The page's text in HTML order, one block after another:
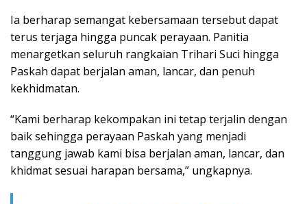
Ia berharap semangat kebersamaan tersebut dapat
terus terjaga hingga puncak perayaan. Panitia
menargetkan seluruh rangkaian Trihari Suci hingga
Paskah dapat berjalan aman, lancar, dan penuh
kekhidmatan.
“Kami berharap kekompakan ini tetap terjalin dengan
baik sehingga perayaan Paskah yang menjadi
tanggung jawab kami bisa berjalan aman, lancar, dan
khidmat sesuai harapan bersama,” ungkapnya.